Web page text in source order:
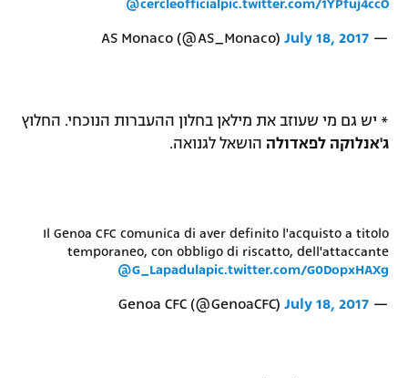
@cercleofficialpic.twitter.com/1YPfuj4ccO
— AS Monaco (@AS_Monaco)
July 18, 2017
* יש גם מי שעוזב את מילאן בחלון ההעברות הנוכחי. החלוץ
ג'אנלוקה לפאדולה הושאל לגנואה.
Il Genoa CFC comunica di aver definito l'acquisto a titolo
temporaneo, con obbligo di riscatto, dell'attaccante
@G_Lapadulapic.twitter.com/G0DopxHAXg
— Genoa CFC (@GenoaCFC)
July 18, 2017